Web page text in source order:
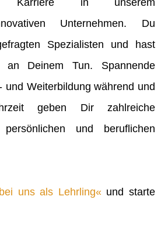
Karriere in unserem
Unternehmen. Du
Spezialisten und hast
Deinem Tun. Spannende
und Weiterbildung während und
geben Dir zahlreiche
und beruflichen
uns als Lehrling und starte